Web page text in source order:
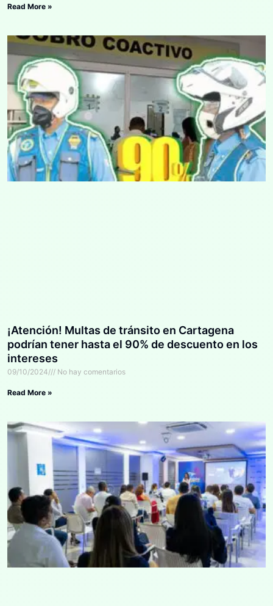
Read More »
¡Atención! Multas de tránsito en Cartagena
podrían tener hasta el 90% de descuento en los
intereses
09/10/2024 No hay comentarios
Read More »